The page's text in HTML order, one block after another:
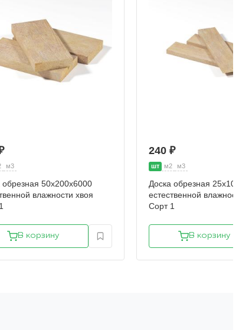
м3
обрезная 50х200х6000
влажности хвоя
В корзину
240 ₽
шт м2 м3
Доска обрезная
естественной
Сорт 1
В корзину